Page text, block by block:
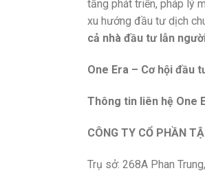
tầng phát triển, pháp lý
xu hướng đầu tư dịch
cả nhà đầu tư lẫn
One Era – Cơ hội đầu
Thông tin liên hệ One
CÔNG TY CỔ PHẦN
Trụ sở: 268A Phan